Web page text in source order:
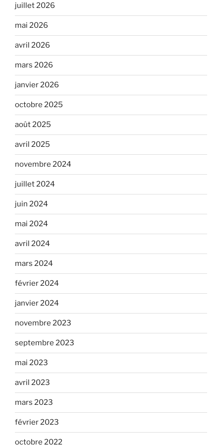
juillet 2026
mai 2026
avril 2026
mars 2026
janvier 2026
octobre 2025
août 2025
avril 2025
novembre 2024
juillet 2024
juin 2024
mai 2024
avril 2024
mars 2024
février 2024
janvier 2024
novembre 2023
septembre 2023
mai 2023
avril 2023
mars 2023
février 2023
octobre 2022